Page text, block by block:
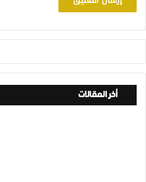
أخر المقالات